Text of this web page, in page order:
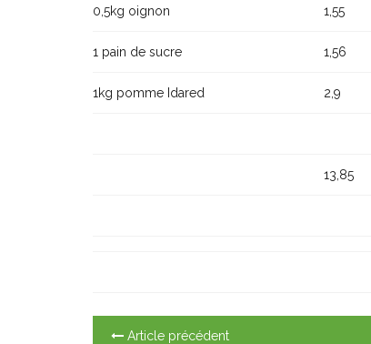
0,5kg oignon 1,55
1 pain de sucre 1,56
1kg pomme Idared 2,9
13,85
Article précédent